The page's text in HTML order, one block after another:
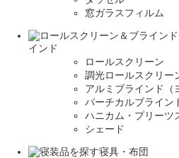
窓ガラスフィルム
インド
ロールスクリーン
調光ロールスクリー
アルミブラインド（
バーチカルブライン
ハニカム・プリーツ
シェード
寝具・布団